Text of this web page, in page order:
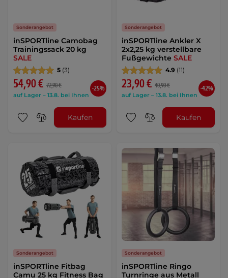
Sonderangebot
inSPORTline Camobag
Trainingssack 20 kg
SALE
5 (3)
54,90 € 72,90 €
auf Lager – 13.8. bei Ihnen
-25%
Kaufen
Sonderangebot
inSPORTline Ankler X
2x2,25 kg verstellbare
Fußgewichte SALE
4.9 (11)
23,90 € 40,90 €
auf Lager – 13.8. bei Ihnen
-42%
Kaufen
Sonderangebot
inSPORTline Fitbag
Camu 25 kg Fitness Bag
Sonderangebot
inSPORTline Ringo
Turnringe aus Metall